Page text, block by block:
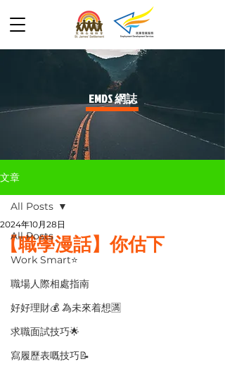
​EMDS 網誌
文章
All Posts
Work Smart⭐️
職場人際相處指南
好好理財💰 為未來着想🈵
求職面試技巧🌟
寫履歷表嘅技巧📝
All Posts
【職學漫話】你估下
2024年10月28日